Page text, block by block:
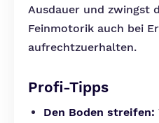
Ausdauer und zwingst
Feinmotorik auch bei
aufrechtzuerhalten.
Profi-Tipps
Den Boden streifen: